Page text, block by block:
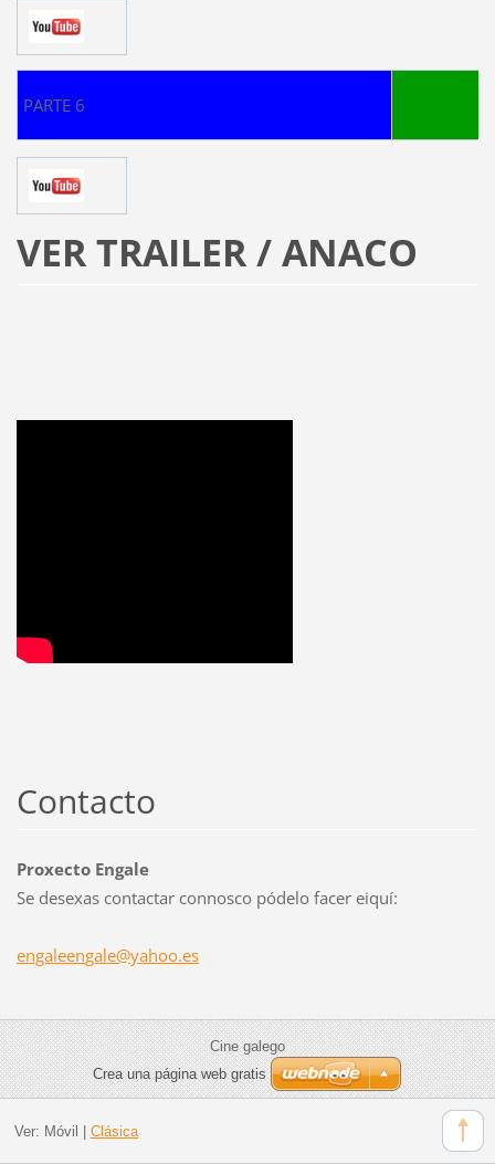
PARTE 6
VER TRAILER / ANACO
Contacto
Proxecto Engale
Se desexas contactar connosco pódelo facer eiquí:
engaleengale@yahoo.es
Cine galego
Crea una página web gratis
Ver: Móvil Clásica